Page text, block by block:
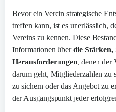
Bevor ein Verein strategische
treffen kann, ist es unerlässlich,
Vereins zu kennen. Diese
Informationen überdie Stärken,
Herausforderungen, denen der
darum geht, Mitgliederzahlen zu
zu sichern oder das Angebot zu
der Ausgangspunkt jeder